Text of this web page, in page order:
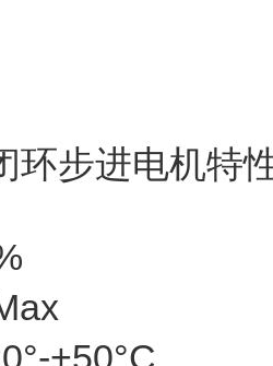
环步进电机特
+50°C